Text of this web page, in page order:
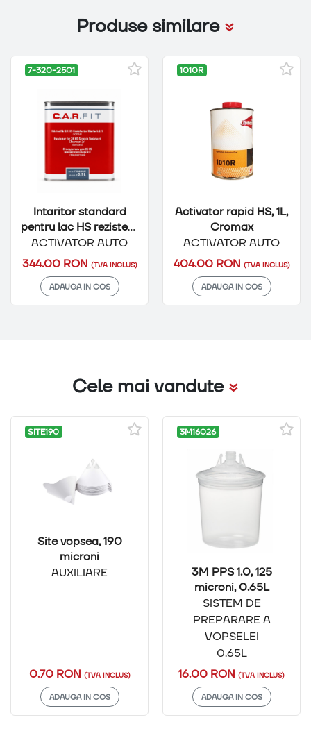
Produse similare
Intaritor standard
pentru lac HS rezistent
la zgarieturi, 2.5L,
C.A.R. FIT
ACTIVATOR AUTO
7-320-2501
344.00 RON (TVA INCLUS)
ADAUGA IN COS
Activator rapid HS, 1L,
Cromax
ACTIVATOR AUTO
1010R
404.00 RON (TVA INCLUS)
ADAUGA IN COS
Cele mai vandute
Site vopsea, 190
microni
AUXILIARE
SITE190
0.70 RON (TVA INCLUS)
ADAUGA IN COS
3M PPS 1.0, 125
microni, 0.65L
SISTEM DE
PREPARARE A
VOPSELEI
3M16026
0.65L
16.00 RON (TVA INCLUS)
ADAUGA IN COS